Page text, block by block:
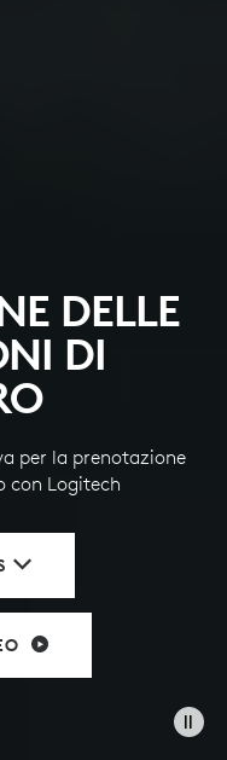
DELLE
DI
per la prenotazione
con Logitech